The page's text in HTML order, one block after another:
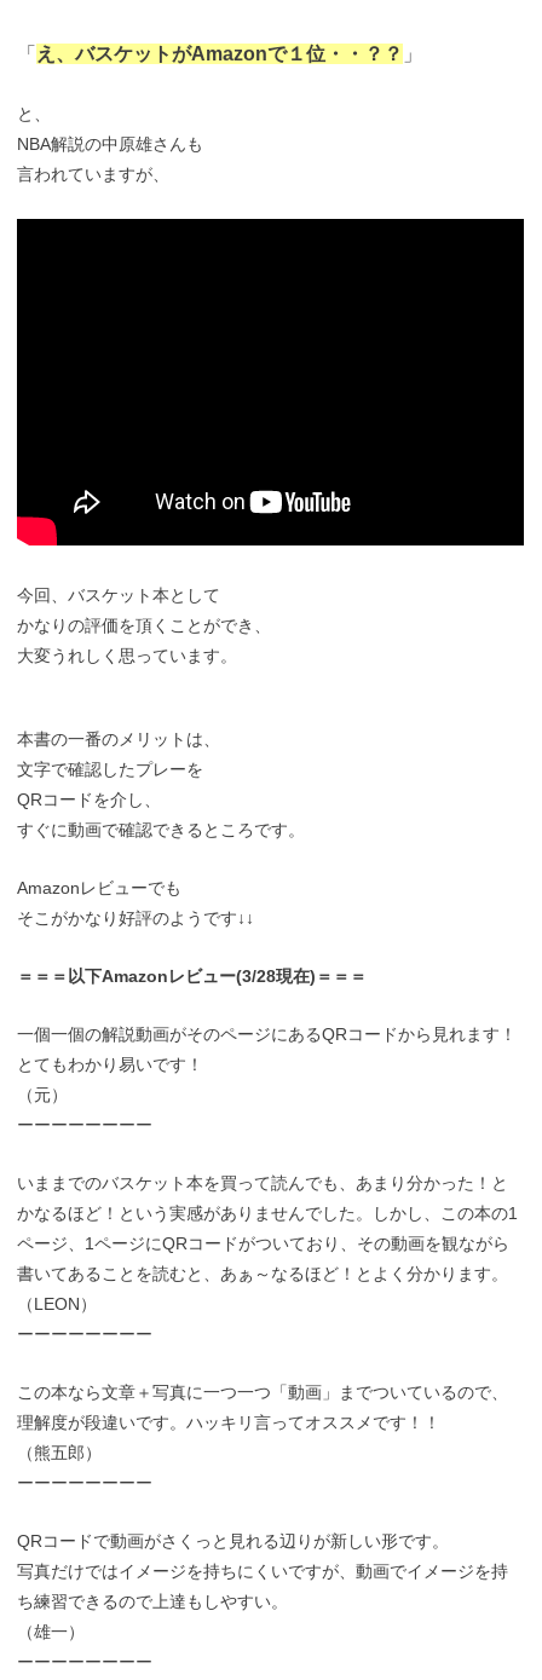
「 え、バスケットがAmazonで１位・・？？ 」
と、
NBA解説の中原雄さんも
言われていますが、
今回、バスケット本として
かなりの評価を頂くことができ、
大変うれしく思っています。
本書の一番のメリットは、
文字で確認したプレーを
QRコードを介し、
すぐに動画で確認できるところです。
Amazonレビューでも
そこがかなり好評のようです↓↓
＝＝＝以下Amazonレビュー(3/28現在)＝＝＝
一個一個の解説動画がそのページにあるQRコードから見れます！
とてもわかり易いです！
（元）
ーーーーーーーー
いままでのバスケット本を買って読んでも、あまり分かった！と
かなるほど！という実感がありませんでした。しかし、この本の1
ページ、1ページにQRコードがついており、その動画を観ながら
書いてあることを読むと、あぁ～なるほど！とよく分かります。
（LEON）
ーーーーーーーー
この本なら文章＋写真に一つ一つ「動画」までついているので、
理解度が段違いです。ハッキリ言ってオススメです！！
（熊五郎）
ーーーーーーーー
QRコードで動画がさくっと見れる辺りが新しい形です。
写真だけではイメージを持ちにくいですが、動画でイメージを持
ち練習できるので上達もしやすい。
（雄一）
ーーーーーーーー